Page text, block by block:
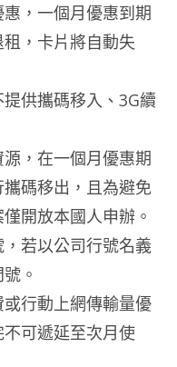
，一個月優惠到期
，卡片將自動失
供攜碼移入、3G續
，在一個月優惠期
碼移出，且為避免
開放本國人申辦。
若以公司行號名義
。
行動上網傳輸量優
可遞延至次月使